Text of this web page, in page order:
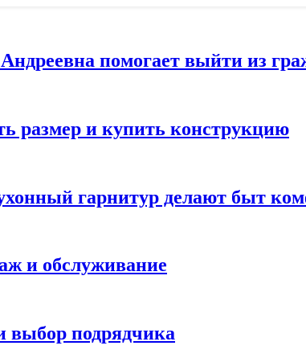
помогает выйти из
размер и купить конструкцию
гарнитур делают быт
и обслуживание
выбор подрядчика